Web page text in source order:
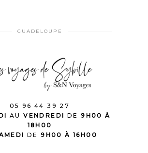
GUADELOUPE
05 96 44 39 27
AUVENDREDI DE9H00 À
18H00
DE9H00 À 16H00